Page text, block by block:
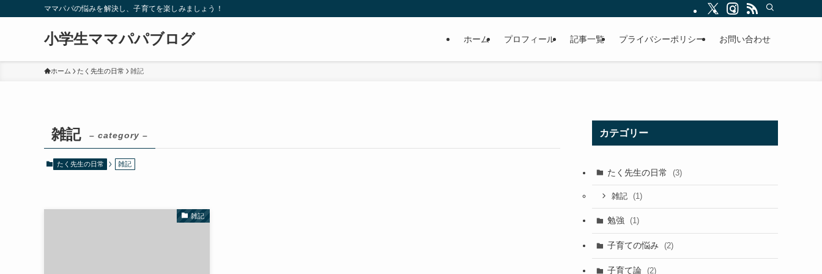
ママパパの悩みを解決し、子育てを楽しみましょう！
小学生ママパパブログ ホーム プロフィール 記事一覧 プライバシーポリシー お問い合わせ
ホーム たく先生の日常 雑記
雑記 – category –
たく先生の日常 雑記
雑記
カテゴリー
たく先生の日常 (3)
雑記 (1)
勉強 (1)
子育ての悩み (2)
子育て論 (2)